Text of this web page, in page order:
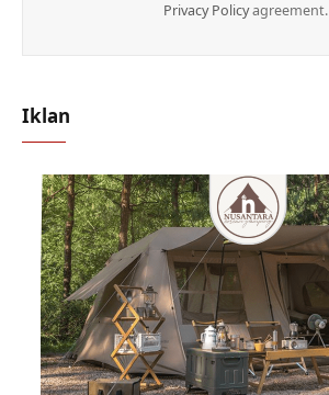
Privacy Policyagreement.
Iklan